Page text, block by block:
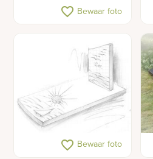
Schetsontwerp
grafmonument met
beeldje
favorite_border Bewaar foto
Schetsontwerp
grafmonument met
favorite_border Bewaar foto